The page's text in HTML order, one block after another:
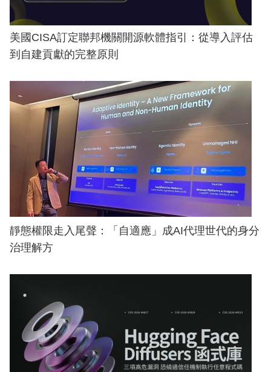
美國CISA訂定聯邦機關開源軟體指引：從導入評估
到自建貢獻的完整原則
靜態權限走入尾聲：「自適應」成AI代理世代的身分
治理解方